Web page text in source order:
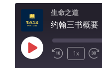
生命之道
约翰三书概要
Play
1x